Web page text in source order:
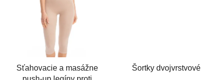
Sťahovacie a masážne
Šortky dvojvrstvové